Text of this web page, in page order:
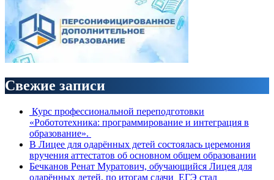
Свежие записи
Курс профессиональной переподготовки
«Робототехника: программирование и интеграция в
образование».
В Лицее для одарённых детей состоялась церемония
вручения аттестатов об основном общем образовании
Бечканов Ренат Муратович, обучающийся Лицея для
одарённых детей, по итогам сдачи ЕГЭ стал